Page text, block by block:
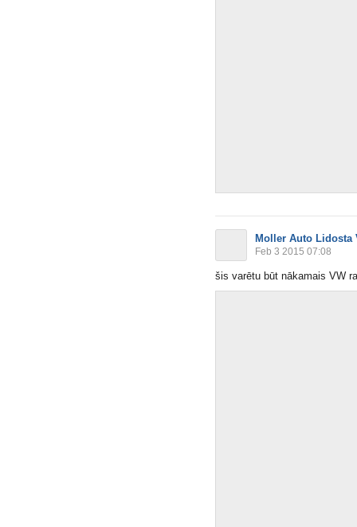
Moller Auto Lidosta
Feb 3 2015 07:08
šis varētu būt nākamais VW